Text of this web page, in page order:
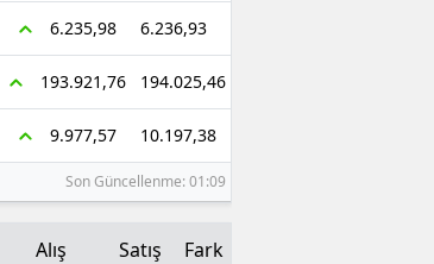
6.235,98 6.236,93
193.921,76 194.025,46
9.977,57 10.197,38
Son Güncellenme: 01:09
Alış Satış Fark